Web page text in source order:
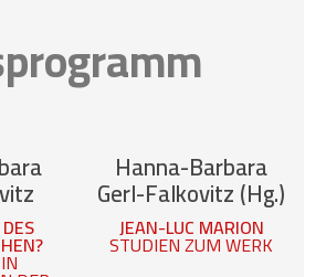
unserem
Onlineshop
Hanna-Barbara
Gerl-Falkovitz (Hg.)
JEAN-LUC MARION
STUDIEN ZUM WERK